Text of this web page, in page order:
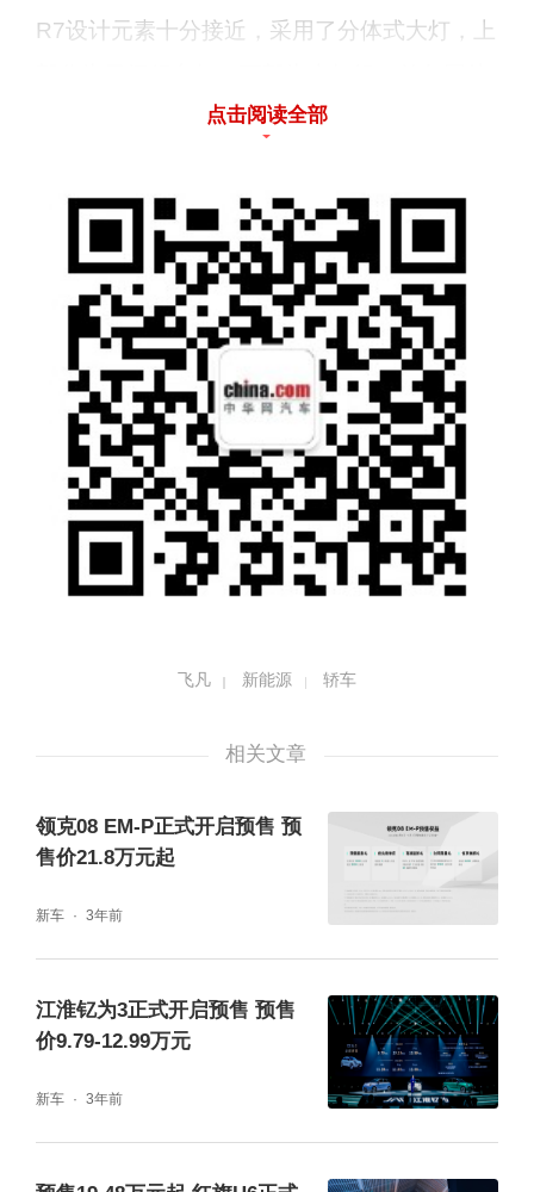
R7设计元素十分接近，采用了分体式大灯，上
还将采用三段式导流槽设计，能够起到更好的
车身尺寸方面，新车的长宽高分别为5000/195
3/1494mm，轴距为3000mm。
门把手，在照顾到风阻系数等方面的同时，也
车辆尾部，新车采用贯穿式的尾灯，中央使用
的空气动力学风口，尾窗与天窗连成一体。
点击阅读全部
飞凡 新能源 轿车
相关文章
领克08 EM-P正式开启预售 预
售价21.8万元起
新车 3年前
江淮钇为3正式开启预售 预售
价9.79-12.99万元
新车 3年前